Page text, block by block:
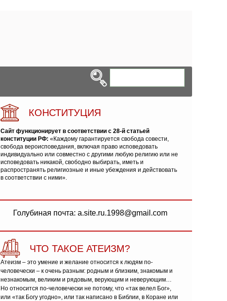
КОНСТИТУЦИЯ
Сайт функционирует в соответствии с 28-й статьей
конституции РФ: «Каждому гарантируется свобода совести,
свобода вероисповедания, включая право исповедовать
индивидуально или совместно с другими любую религию или не
исповедовать никакой, свободно выбирать, иметь и
распространять религиозные и иные убеждения и действовать
в соответствии с ними».
Голубиная почта: a.site.ru.1998@gmail.com
ЧТО ТАКОЕ АТЕИЗМ?
Атеизм – это умение и желание относится к людям по-
человечески – к очень разным: родным и близким, знакомым и
незнакомым, великим и рядовым, верующим и неверующим…
Но относится по-человечески не потому, что «так велел Бог»,
или «так Богу угодно», или так написано в Библии, в Коране или